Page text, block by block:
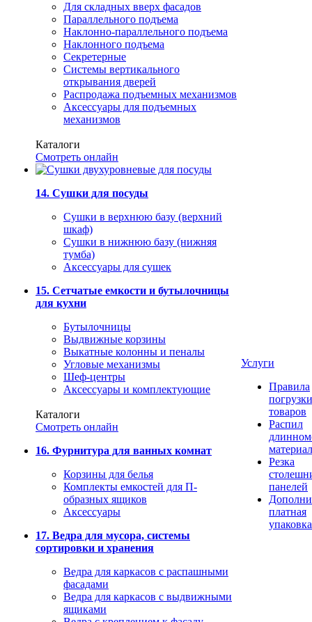
Для складных вверх фасадов
Параллельного подъема
Наклонно-параллельного подъема
Наклонного подъема
Секретерные
Системы вертикального
открывания дверей
Распродажа подъемных механизмов
Аксессуары для подъемных
механизмов
Каталоги
Смотреть онлайн
14. Сушки для посуды
Сушки в верхнюю базу (верхний
шкаф)
Сушки в нижнюю базу (нижняя
тумба)
Аксессуары для сушек
15. Сетчатые емкости и бутылочницы
для кухни
Бутылочницы
Выдвижные корзины
Выкатные колонны и пеналы
Угловые механизмы
Шеф-центры
Аксессуары и комплектующие
Каталоги
Смотреть онлайн
16. Фурнитура для ванных комнат
Корзины для белья
Комплекты емкостей для П-
образных ящиков
Аксессуары
17. Ведра для мусора, системы
сортировки и хранения
Ведра для каркасов с распашными
фасадами
Ведра для каркасов с выдвижными
ящиками
Услуги
Правила
погрузки
товаров
Распил
Резка
панелей
платная
упаковка